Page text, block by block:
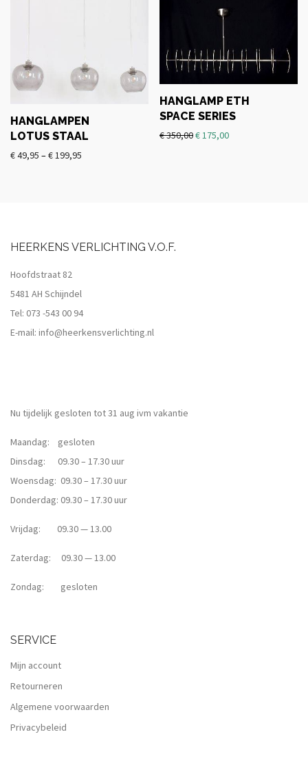
HANGLAMPEN
LOTUS STAAL
€49,95 –€199,95
HANGLAMP ETH
SPACE SERIES
€350,00€175,00
HEERKENS VERLICHTING V.O.F.
Hoofdstraat 82
5481 AH Schijndel
Tel: 073 -543 00 94
E-mail: info@heerkensverlichting.nl
Nu tijdelijk gesloten tot 31 aug ivm vakantie
Maandag: gesloten
Dinsdag: 09.30 – 17.30 uur
Woensdag: 09.30 – 17.30 uur
Donderdag: 09.30 – 17.30 uur
Vrijdag: 09.30 — 13.00
Zaterdag: 09.30 — 13.00
Zondag: gesloten
SERVICE
Mijn account
Retourneren
Algemene voorwaarden
Privacybeleid